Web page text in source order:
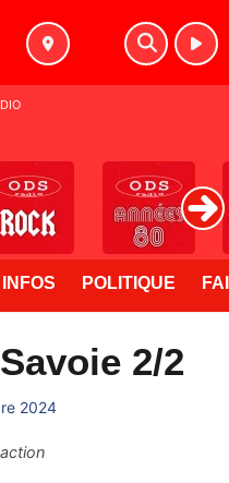
INFOS POLITIQUE
2/2
2024